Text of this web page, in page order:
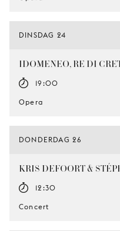
DINSDAG 24
IDOMENEO, RE DI
19:00
Opera
DONDERDAG 26
KRIS DEFOORT &
12:30
Concert